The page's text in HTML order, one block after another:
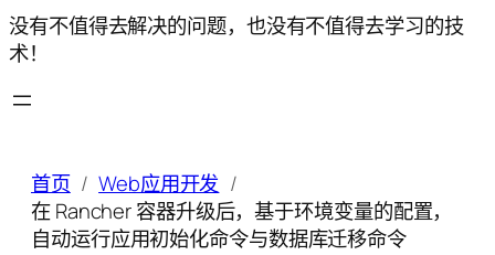
没有不值得去解决的问题，也没有不值得去学习的技
术！
首页
Web应用开发
在 Rancher 容器升级后，基于环境变量的配置，
自动运行应用初始化命令与数据库迁移命令